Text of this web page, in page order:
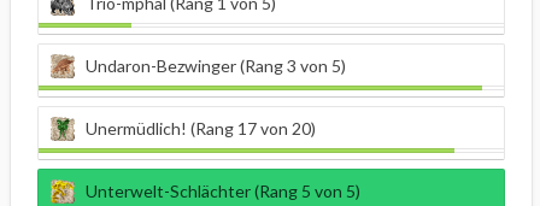
Undaron-Bezwinger (Rang 3 von 5)
Unermüdlich! (Rang 17 von 20)
Unterwelt-Schlächter (Rang 5 von 5)